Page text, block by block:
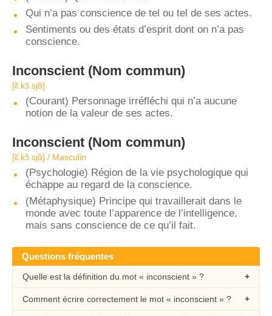
Qui n’a pas conscience de tel ou tel de ses actes.
Sentiments ou des états d’esprit dont on n’a pas
conscience.
Inconscient (Nom commun)
[ɛ̃.kɔ̃.sjɑ̃]
(Courant) Personnage irréfléchi qui n’a aucune
notion de la valeur de ses actes.
Inconscient (Nom commun)
[ɛ̃.kɔ̃.sjɑ̃] / Masculin
(Psychologie) Région de la vie psychologique qui
échappe au regard de la conscience.
(Métaphysique) Principe qui travaillerait dans le
monde avec toute l’apparence de l’intelligence,
mais sans conscience de ce qu’il fait.
Questions fréquentes
Quelle est la définition du mot « inconscient » ?
Comment écrire correctement le mot « inconscient » ?